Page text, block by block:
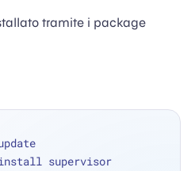
tramite i package
supervisor